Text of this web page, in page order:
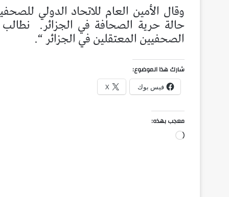
وقال الأمين العام للاتحاد الدولي
حالة حرية الصحافة في الجزائر.
الصحفيين المعتقلين في الجزائر “.
شارك هذا الموضوع:
فيس بوك X
معجب بهذه:
جاري